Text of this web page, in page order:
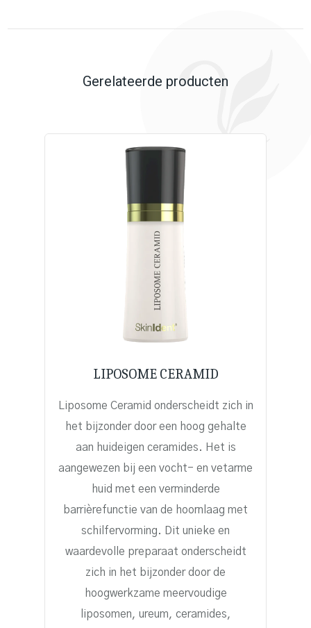
Gerelateerde producten
LIPOSOME CERAMID
Liposome Ceramid onderscheidt zich in
het bijzonder door een hoog gehalte
aan huideigen ceramides. Het is
aangewezen bij een vocht- en vetarme
huid met een verminderde
barrièrefunctie van de hoornlaag met
schilfervorming. Dit unieke en
waardevolle preparaat onderscheidt
zich in het bijzonder door de
hoogwerkzame meervoudige
liposomen, ureum, ceramides,